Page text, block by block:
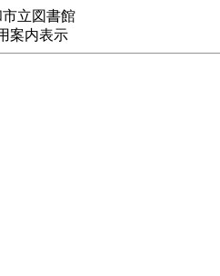
市立図書館
案内表示